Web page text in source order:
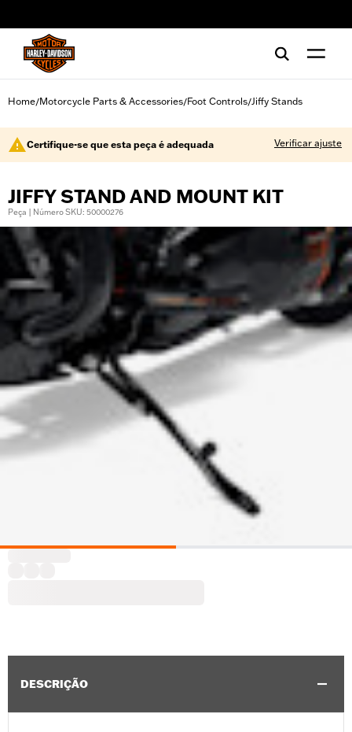
Home/Motorcycle Parts & Accessories/Foot Controls/Jiffy Stands
Certifique-se que esta peça é adequada Verificar ajuste
JIFFY STAND AND MOUNT KIT
Peça | Número SKU: 50000276
DESCRIÇÃO